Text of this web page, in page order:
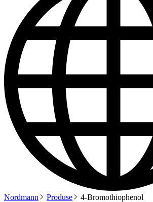
Nordmann Produse 4-Bromothiophenol